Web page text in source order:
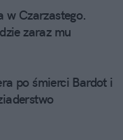
w Czarzastego.
zaraz mu
po śmierci Bardot i